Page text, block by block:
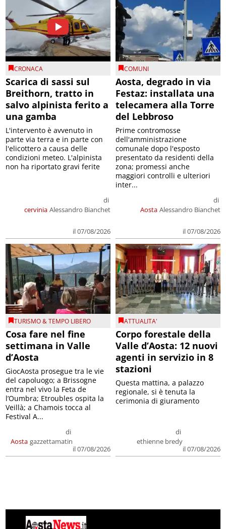
CRONACA
Scarica di sassi sul
Breithorn, tratto in
salvo alpinista ferito a
una gamba
cervinia
di
Alessandro Bianchet
il 07/08/2026
L'intervento è avvenuto in
parte via terra e in parte con
l'elicottero a causa delle
condizioni meteo. L'alpinista
non ha riportato gravi ferite
COMUNI
Aosta, degrado in via
Festaz: installata una
telecamera alla Torre
del Lebbroso
Aosta
di
Alessandro Bianchet
il 07/08/2026
Prime contromosse
dell'amministrazione
comunale dopo l'esposto
presentato da residenti della
zona; promessi anche
maggiori controlli e ulteriori
inter...
TURISMO & TEMPO LIBERO
Cosa fare nel fine
settimana in Valle
d’Aosta
Aosta
di
gazzettamatin
il 07/08/2026
GiocAosta prosegue tra le vie
del capoluogo; a Brissogne
entra nel vivo la Feta de
l’Oumbra; Etroubles ospita la
Veillà; a Chamois tocca al
Festival A...
ATTUALITA'
Corpo forestale della
Valle d’Aosta: 12 nuovi
agenti in servizio in 8
stazioni
di
ethienne bredy
il 07/08/2026
Questa mattina, a palazzo
regionale, si è tenuta la
cerimonia di giuramento